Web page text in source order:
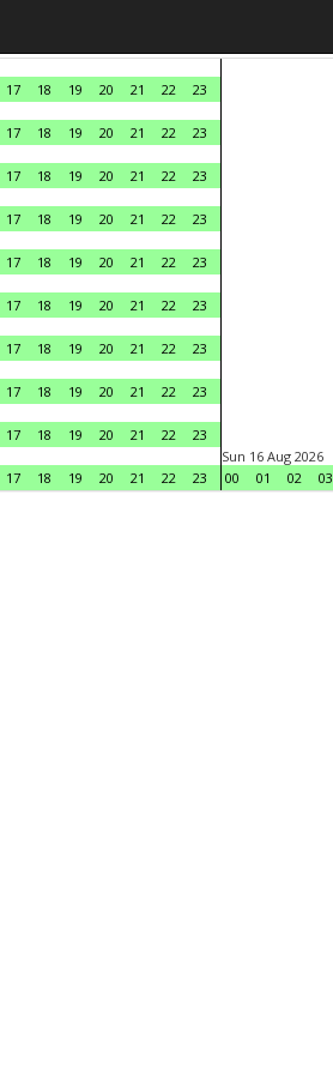
17 18 19 20 21 22
23
17 18 19 20 21 22
23
17 18 19 20 21 22
23
17 18 19 20 21 22
23
17 18 19 20 21 22
23
17 18 19 20 21 22
23
17 18 19 20 21 22
23
17 18 19 20 21 22
23
17 18 19 20 21 22
23
17 18 19 20 21 22 23
Sun 16 Aug 2026
00
01 02 03